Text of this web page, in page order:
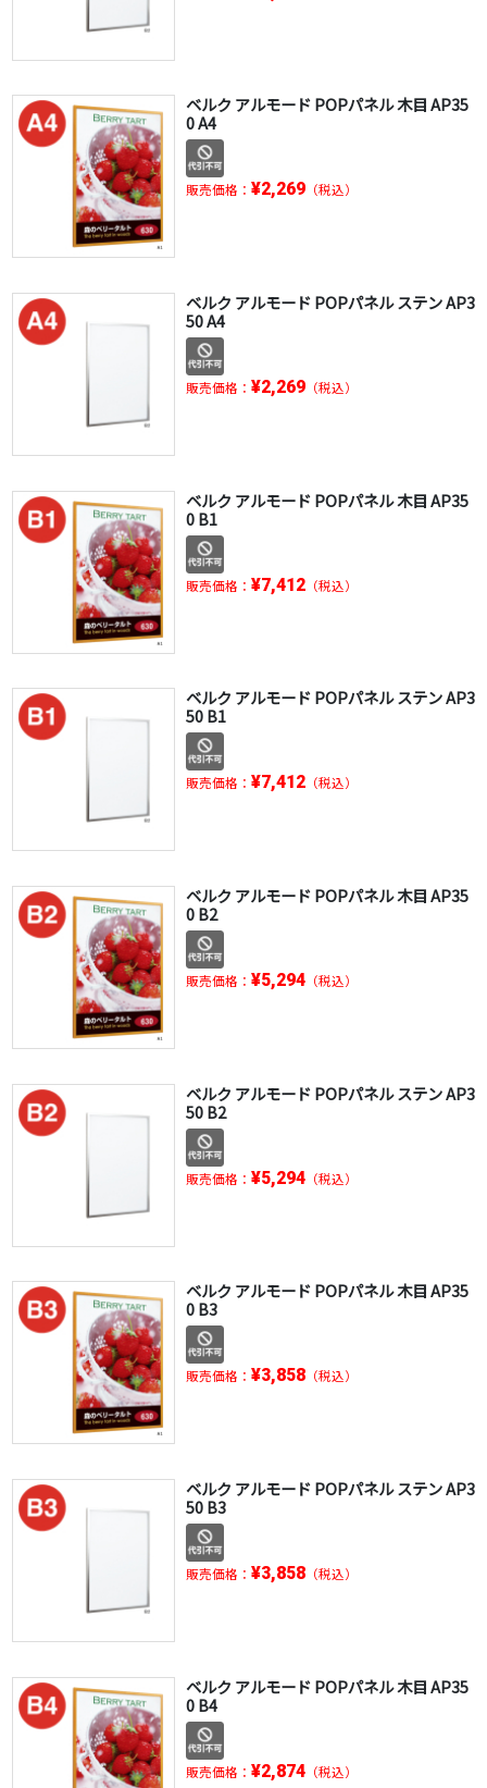
ベルク アルモード POPパネル 木目 AP35
0 A4
販売価格： ¥2,269（税込）
ベルク アルモード POPパネル ステン AP3
50 A4
販売価格： ¥2,269（税込）
ベルク アルモード POPパネル 木目 AP35
0 B1
販売価格： ¥7,412（税込）
ベルク アルモード POPパネル ステン AP3
50 B1
販売価格： ¥7,412（税込）
ベルク アルモード POPパネル 木目 AP35
0 B2
販売価格： ¥5,294（税込）
ベルク アルモード POPパネル ステン AP3
50 B2
販売価格： ¥5,294（税込）
ベルク アルモード POPパネル 木目 AP35
0 B3
販売価格： ¥3,858（税込）
ベルク アルモード POPパネル ステン AP3
50 B3
販売価格： ¥3,858（税込）
ベルク アルモード POPパネル 木目 AP35
0 B4
販売価格： ¥2,874（税込）